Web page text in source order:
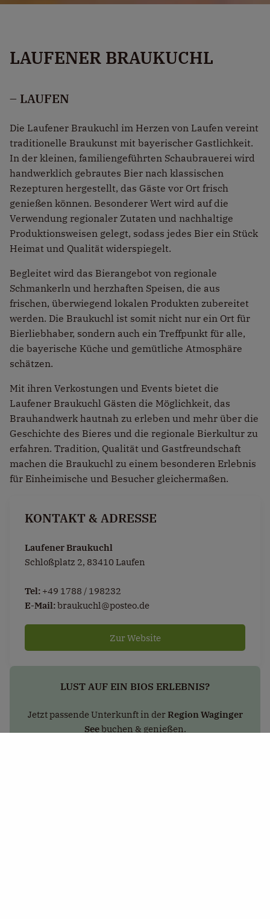
LAUFENER BRAUKUCHL
– LAUFEN
Die Laufener Braukuchl im Herzen von Laufen vereint
traditionelle Braukunst mit bayerischer Gastlichkeit.
In der kleinen, familiengeführten Schaubrauerei wird
handwerklich gebrautes Bier nach klassischen
Rezepturen hergestellt, das Gäste vor Ort frisch
genießen können. Besonderer Wert wird auf die
Verwendung regionaler Zutaten und nachhaltige
Produktionsweisen gelegt, sodass jedes Bier ein Stück
Heimat und Qualität widerspiegelt.
Begleitet wird das Bierangebot von regionale
Schmankerln und herzhaften Speisen, die aus
frischen, überwiegend lokalen Produkten zubereitet
werden. Die Braukuchl ist somit nicht nur ein Ort für
Bierliebhaber, sondern auch ein Treffpunkt für alle,
die bayerische Küche und gemütliche Atmosphäre
schätzen.
Mit ihren Verkostungen und Events bietet die
Laufener Braukuchl Gästen die Möglichkeit, das
Brauhandwerk hautnah zu erleben und mehr über die
Geschichte des Bieres und die regionale Bierkultur zu
erfahren. Tradition, Qualität und Gastfreundschaft
machen die Braukuchl zu einem besonderen Erlebnis
für Einheimische und Besucher gleichermaßen.
KONTAKT & ADRESSE
Laufener Braukuchl
Schloßplatz 2, 83410 Laufen
Tel: +49 1788 / 198232
E-Mail:braukuchl@posteo.de
Zur Website
LUST AUF EIN BIOS ERLEBNIS?
Jetzt passende Unterkunft in derRegion Waginger
Seebuchen & genießen.